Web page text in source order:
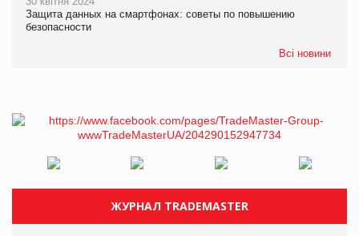
Защита данных на смартфонах: советы по повышению
безопасности
Всі новини
ЖУРНАЛ TRADEMASTER